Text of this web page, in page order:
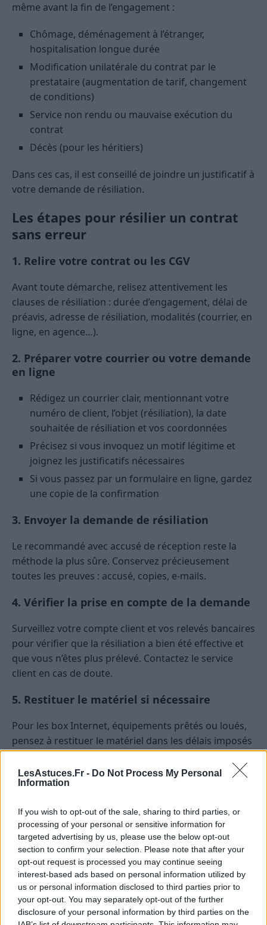
LesAstuces.Fr - Do Not Process My Personal
Information
If you wish to opt-out of the sale, sharing to third parties, or
processing of your personal or sensitive information for
targeted advertising by us, please use the below opt-out
section to confirm your selection. Please note that after your
opt-out request is processed you may continue seeing
interest-based ads based on personal information utilized by
us or personal information disclosed to third parties prior to
your opt-out. You may separately opt-out of the further
disclosure of your personal information by third parties on the
même avant la fin de l’engagement :
Chômage, déménagement à l’étranger,
hospitalisation longue durée
Modification unilatérale du contrat par le
prestataire (augmentation de tarif, changement
de conditions)
Service non rendu ou mauvaise exécution du
contrat
Décès (pour les héritiers)
Dans ces cas, il est conseillé de joindre un justificatif à
votre demande de résiliation.
Les étapes pour résilier un contrat
sans erreur
1. Relire votre contrat ou les CGV
Avant toute démarche, relisez attentivement les
clauses de résiliation : durée d’engagement, délai de
préavis, adresse de résiliation, modalités (courrier, en
ligne, en agence…).
2. Préparer votre courrier ou votre demande
en ligne
Rédigez un courrier clair, mentionnant votre
numéro de client, l’objet (résiliation), la date
souhaitée de résiliation et vos coordonnées
Précisez si vous invoquez un motif légitime et
joignez les justificatifs nécessaires
Si vous passez par un formulaire en ligne, gardez
une copie de la confirmation
3. Envoyer la demande de résiliation
Le recommandé avec accusé de réception reste la
méthode la plus sûre. Conservez précieusement
toutes les preuves : accusé, copies, e-mails.
4. Vérifier la prise en compte de la demande
Surveillez votre compte client et vos relevés bancaires
pour vérifier que la résiliation a bien été effective et
que vous n’êtes plus prélevé. Contactez le service
client en cas de doute.
5. Restituer le matériel si nécessaire
Pour les box Internet, équipements prêtés ou loués,
pensez à restituer le matériel dans les délais imposés
pour éviter des frais supplémentaires.
Exemples concrets de résiliation de
Résilier un abonnement téléphonique ou
Internet
Vous souhaitez changer de fournisseur pour profiter
d’une meilleure offre ? Vérifiez d’abord la durée
d’engagement restante. Si vous êtes encore engagé,
sachez que la loi Chatel impose de mentionner